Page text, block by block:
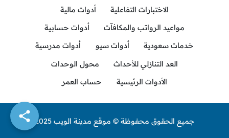
الاختبارات التفاعلية
أدوات مالية
مواعيد الرواتب والمكافآت
أدوات حسابية
خدمات سعودية
أدوات سيو
أدوات مدرسية
العد التنازلي للأحداث
محول الوحدات
الأدوات الرئيسية
حساب العمر
جميع الحقوق محفوظة © موقع مدينة الويب 2025